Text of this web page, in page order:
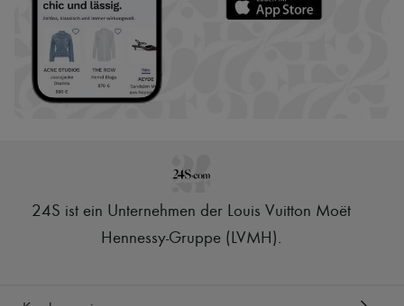
24S ist ein Unternehmen der Louis Vuitton Moët
Hennessy-Gruppe (LVMH).